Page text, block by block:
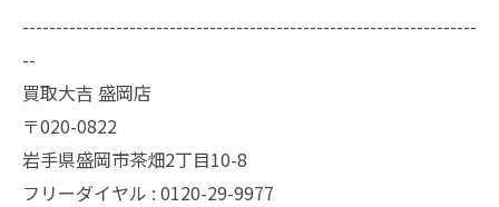
--------------------------------------------------------------------
--
買取大吉 盛岡店
〒020-0822
岩手県盛岡市茶畑2丁目10-8
フリーダイヤル : 0120-29-9977